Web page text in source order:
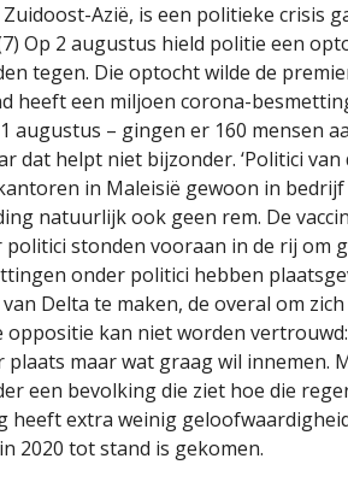
Azië, is een politieke crisis
Op 2 augustus hield politie een
tegen. Die optocht wilde de
heeft een miljoen corona-
augustus – gingen er 160 mensen
dat helpt niet bijzonder. ‘Politici
in Maleisië gewoon in bedrijf
natuurlijk ook geen rem. De
stonden vooraan in de rij om
onder politici hebben
Delta te maken, de overal om
oppositie kan niet worden
plaats maar wat graag wil innemen.
een bevolking die ziet hoe die
heeft extra weinig
2020 tot stand is gekomen.